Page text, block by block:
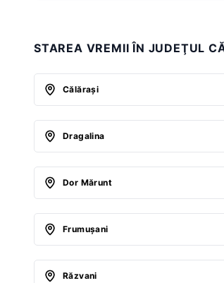
STAREA VREMII ÎN JUDEŢUL
Călăraşi
Dragalina
Dor Mărunt
Frumuşani
Răzvani